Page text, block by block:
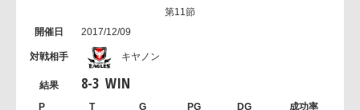
第11節
2017/12/09
キヤノン
8-3 WIN